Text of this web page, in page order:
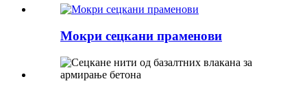
Мокри сецкани праменови